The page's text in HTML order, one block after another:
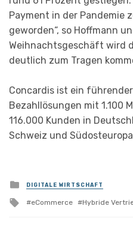
Payment in der Pandemie
geworden“, so Hoffmann
Weihnachtsgeschäft wird
deutlich zum Tragen
Concardis ist ein
Bezahllösungen mit 1.100
116.000 Kunden in
Schweiz und
Posted
in
DIGITALE WIRTSCHAFT
Tagged
eCommerce Hybride